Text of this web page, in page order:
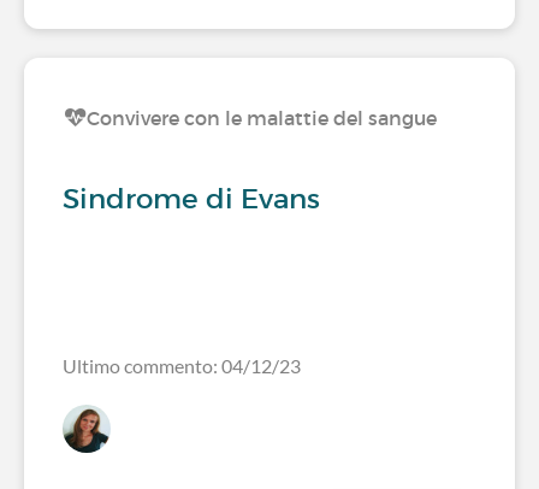
Convivere con le malattie del sangue
Sindrome di Evans
Ultimo commento: 04/12/23